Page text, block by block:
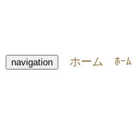
navigation ホーム ﾎｰﾑ